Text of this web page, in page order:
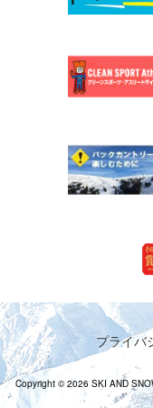
プライバ
Copyright © 2026 SKI AND